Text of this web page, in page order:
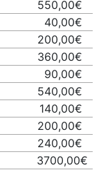
550,00€
40,00€
200,00€
360,00€
90,00€
540,00€
140,00€
200,00€
240,00€
3700,00€